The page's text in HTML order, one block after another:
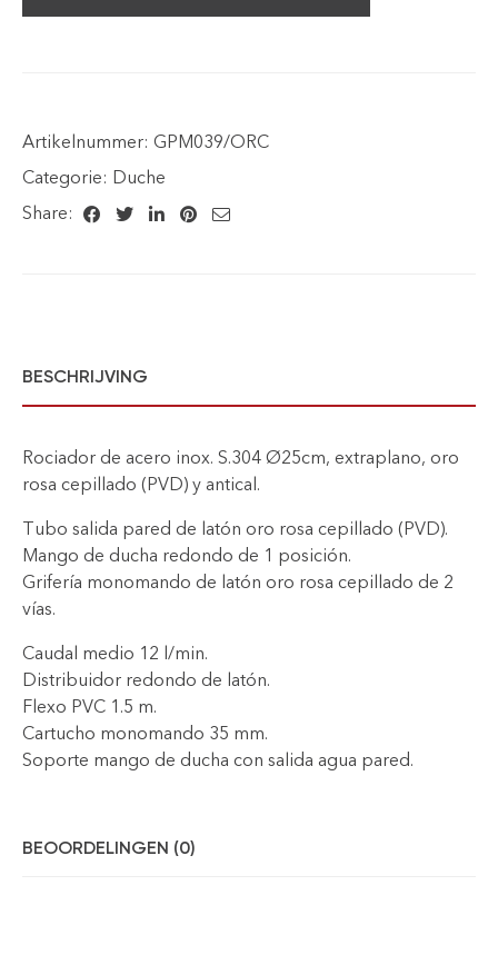
Artikelnummer: GPM039/ORC
Categorie: Duche
Share:
BESCHRIJVING
Rociador de acero inox. S.304 Ø25cm, extraplano, oro
rosa cepillado (PVD) y antical.
Tubo salida pared de latón oro rosa cepillado (PVD).
Mango de ducha redondo de 1 posición.
Grifería monomando de latón oro rosa cepillado de 2
vías.
Caudal medio 12 l/min.
Distribuidor redondo de latón.
Flexo PVC 1.5 m.
Cartucho monomando 35 mm.
Soporte mango de ducha con salida agua pared.
BEOORDELINGEN (0)